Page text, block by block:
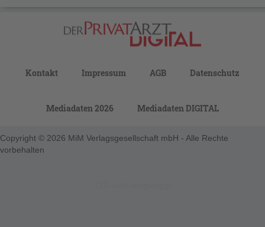
Kontakt Impressum AGB Datenschutz
Mediadaten 2026 Mediadaten DIGITAL
Copyright © 2026 MiM Verlagsgesellschaft mbH - Alle Rechte
vorbehalten